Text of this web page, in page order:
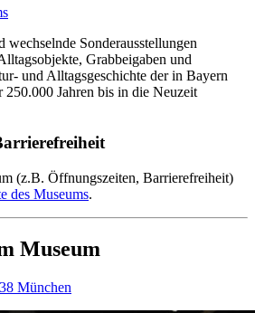
wechselnde Sonderausstellungen
Grabbeigaben und
und Alltagsgeschichte der in Bayern
250.000 Jahren bis in die Neuzeit
(z.B. Öffnungszeiten, Barrierefreiheit)
des Museums.
Museum
München